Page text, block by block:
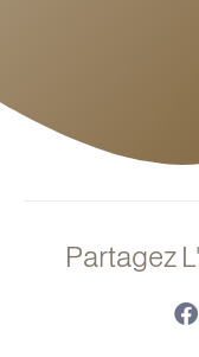
Partagez